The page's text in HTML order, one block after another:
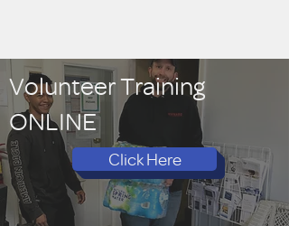
Volunteer Training
ONLINE
Click Here